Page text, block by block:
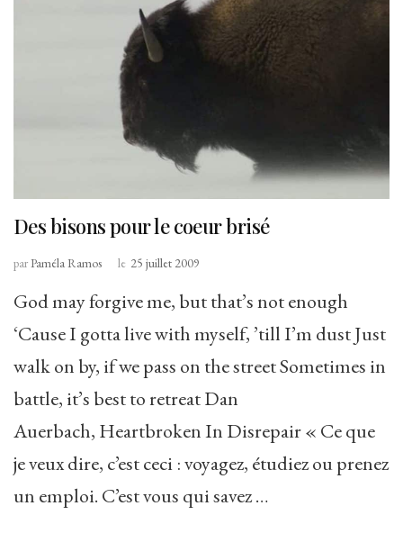
Des bisons pour le coeur brisé
parPaméla Ramos le 25 juillet 2009
God may forgive me, but that’s not enough
‘Cause I gotta live with myself, ’till I’m dust Just
walk on by, if we pass on the street Sometimes in
battle, it’s best to retreat Dan
Auerbach, Heartbroken In Disrepair « Ce que
je veux dire, c’est ceci : voyagez, étudiez ou prenez
un emploi. C’est vous qui savez …